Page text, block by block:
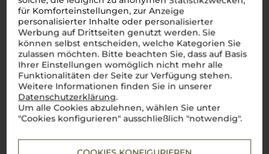
für Komforteinstellungen, zur Anzeige
personalisierter Inhalte oder personalisierter
Werbung auf Drittseiten genutzt werden. Sie
können selbst entscheiden, welche Kategorien Sie
zulassen möchten. Bitte beachten Sie, dass auf Basis
Ihrer Einstellungen womöglich nicht mehr alle
Funktionalitäten der Seite zur Verfügung stehen.
Weitere Informationen finden Sie in unserer
Datenschutzerklärung.
Um alle Cookies abzulehnen, wählen Sie unter
"Cookies konfigurieren" ausschließlich "notwendig".